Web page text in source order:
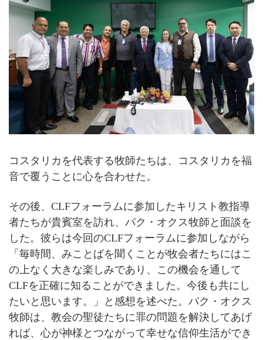
コスタリカを代表する牧師たちは、コスタリカを福
音で覆うことに心を合わせた。
その後、CLFフォーラムに参加したキリスト教指導
者たちが貴賓室を訪れ、パク・オクス牧師と面談を
した。彼らは今回のCLFフォーラムに参加しながら
「毎時間、みことばを聞くことが牧会者たちにはこ
の上なく大きな楽しみであり、この機会を通して
CLFを正確に知ることができました。今後も共にし
たいと思います。」と感想を述べた。パク・オクス
牧師は、教会の聖徒たちに罪の問題を解決してあげ
れば、心が神様とつながって幸せな信仰生活ができ